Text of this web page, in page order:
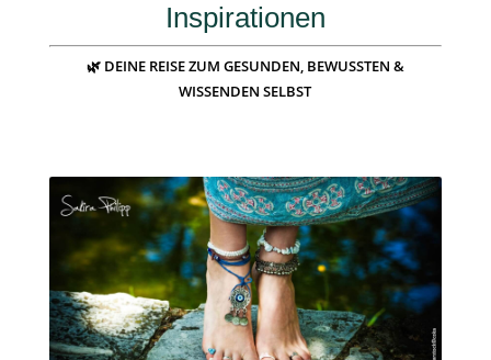
Inspirationen
🌿 DEINE REISE ZUM GESUNDEN, BEWUSSTEN &
WISSENDEN SELBST